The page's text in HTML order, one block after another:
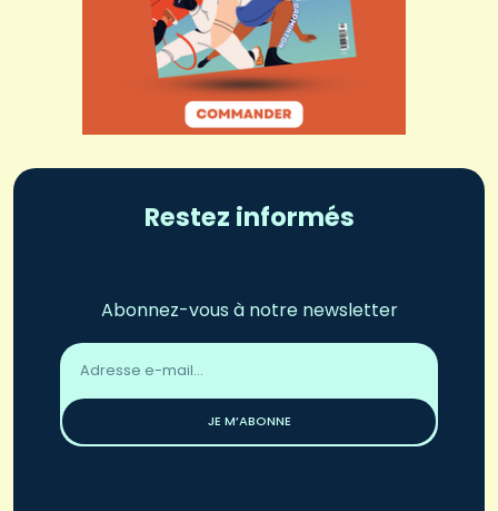
Restez informés
Abonnez-vous à notre newsletter
Adresse
email
JE M’ABONNE